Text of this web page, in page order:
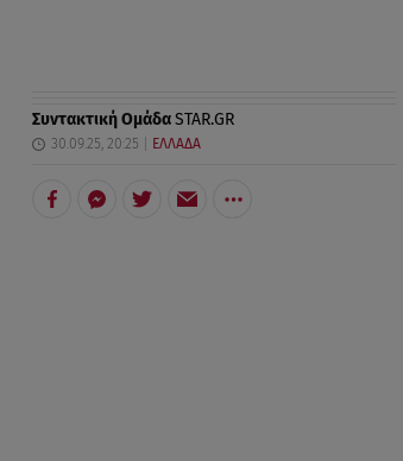
Συντακτική ΟμάδαSTAR.GR
30.09.25, 20:25 ΕΛΛΑΔΑ